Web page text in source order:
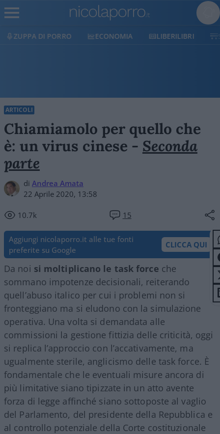
ZUPPA DI PORRO ECONOMIA LIBERILIBRI
ARTICOLI
Chiamiamolo per quello che
è: un virus cinese - Seconda
parte
di Andrea Amata
22 Aprile 2020, 13:58
10.7k 15
Aggiungi nicolaporro.it alle tue fonti
preferite su Google
CLICCA QUI
Da noi si moltiplicano le task force che
sommano impotenze decisionali, reiterando
quell’abuso italico per cui i problemi non si
fronteggiano ma si eludono con la simulazione
operativa. Una volta si demandata alle
commissioni la gestione fittizia delle criticità, oggi
si replica l’approccio con l’accativamente, ma
ugualmente sterile, anglicismo delle task force. È
fondamentale che le eventuali misure ancora di
più limitative siano tipizzate in un atto avente
forza di legge affinché siano sottoposte al vaglio
del Parlamento, del presidente della Repubblica e
al controllo potenziale della Corte costituzionale